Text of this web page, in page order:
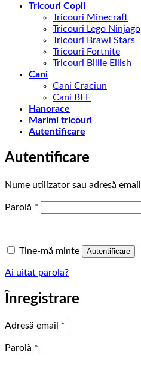
Tricouri Copii
Tricouri Minecraft
Tricouri Lego Ninjago
Tricouri Brawl Stars
Tricouri Fortnite
Tricouri Billie Eilish
Cani
Cani Craciun
Cani BFF
Hanorace
Marimi tricouri
Autentificare
Autentificare
Nume utilizator sau adresă email
Parolă *
Ține-mă minte Autentificare
Ai uitat parola?
Înregistrare
Adresă email *
Parolă *